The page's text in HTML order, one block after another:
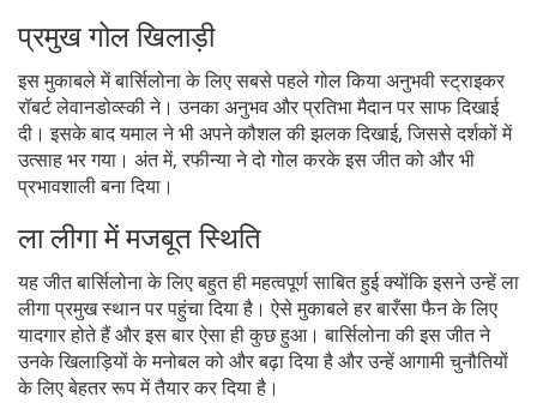
प्रमुख गोल खिलाड़ी
इस मुकाबले में बार्सिलोना के लिए सबसे पहले गोल किया अनुभवी स्ट्राइकर
रॉबर्ट लेवानडोव्स्की ने। उनका अनुभव और प्रतिभा मैदान पर साफ दिखाई
दी। इसके बाद यमाल ने भी अपने कौशल की झलक दिखाई, जिससे दर्शकों में
उत्साह भर गया। अंत में, रफीन्या ने दो गोल करके इस जीत को और भी
प्रभावशाली बना दिया।
ला लीगा में मजबूत स्थिति
यह जीत बार्सिलोना के लिए बहुत ही महत्वपूर्ण साबित हुई क्योंकि इसने उन्हें ला
लीगा प्रमुख स्थान पर पहुंचा दिया है। ऐसे मुकाबले हर बारँसा फैन के लिए
यादगार होते हैं और इस बार ऐसा ही कुछ हुआ। बार्सिलोना की इस जीत ने
उनके खिलाड़ियों के मनोबल को और बढ़ा दिया है और उन्हें आगामी चुनौतियों
के लिए बेहतर रूप में तैयार कर दिया है।